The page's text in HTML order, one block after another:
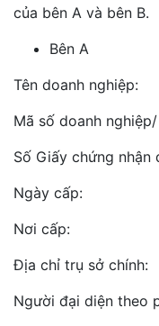
của bên A và bên B.
Bên A
Tên doanh nghiệp:
Mã số doanh
Số Giấy chứng nhận
Ngày cấp:
Nơi cấp:
Địa chỉ trụ sở chính:
Người đại diện theo